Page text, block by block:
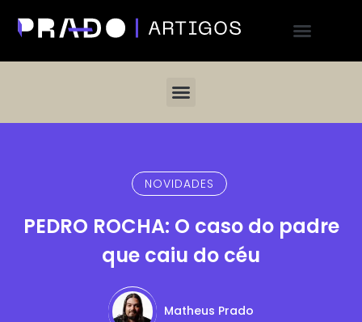
NOVIDADES
PEDRO ROCHA: O caso do padre
que caiu do céu
Matheus Prado